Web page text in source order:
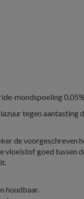
mondspoeling
tegen aantasting
de voorgeschreven
vloeistof goed tussen
houdbaar.